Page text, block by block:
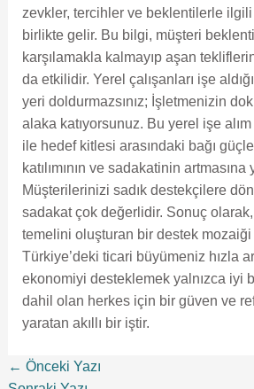
zevkler, tercihler ve beklentilerle
birlikte gelir. Bu bilgi, müşteri
karşılamakla kalmayıp aşan
da etkilidir. Yerel çalışanları işe
yeri doldurmazsınız; İşletmenizin
alaka katıyorsunuz. Bu yerel işe alım
ile hedef kitlesi arasındaki bağı
katılımının ve sadakatinin artmasına
Müşterilerinizi sadık destekçilere
sadakat çok değerlidir. Sonuç
temelini oluşturan bir destek
Türkiye’deki ticari büyümeniz hızla
ekonomiyi desteklemek yalnızca iyi
dahil olan herkes için bir güven ve
yaratan akıllı bir iştir.
← Önceki Yazı